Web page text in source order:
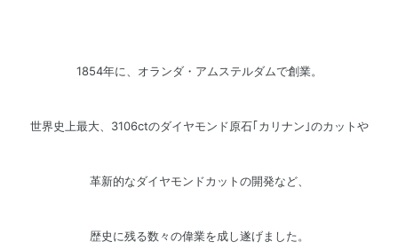
1854年に、オランダ・アムステルダムで創業。
世界史上最大、3106ctのダイヤモンド原石｢カリナン｣のカットや
革新的なダイヤモンドカットの開発など、
歴史に残る数々の偉業を成し遂げました。